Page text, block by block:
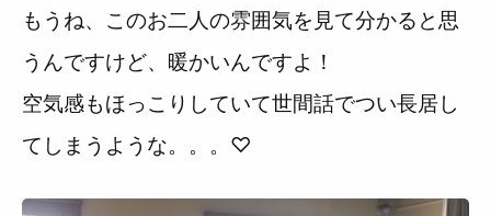
もうね、このお二人の雰囲気を見て分かると思
うんですけど、暖かいんですよ！
空気感もほっこりしていて世間話でつい長居し
てしまうような。。。♡